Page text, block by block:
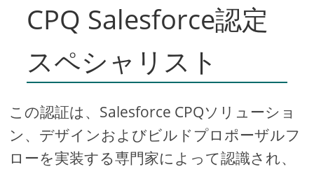
CPQ Salesforce認定
スペシャリスト
この認証は、Salesforce CPQソリューショ
ン、デザインおよびビルドプロポーザルフ
ローを実装する専門家によって認識され、